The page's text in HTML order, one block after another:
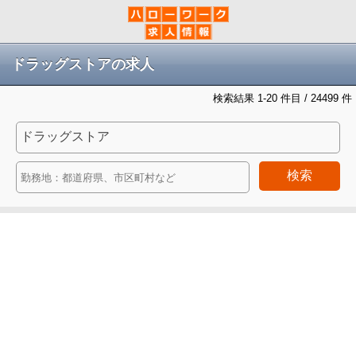
ドラッグストアの求人
検索結果 1-20 件目 / 24499 件
検索